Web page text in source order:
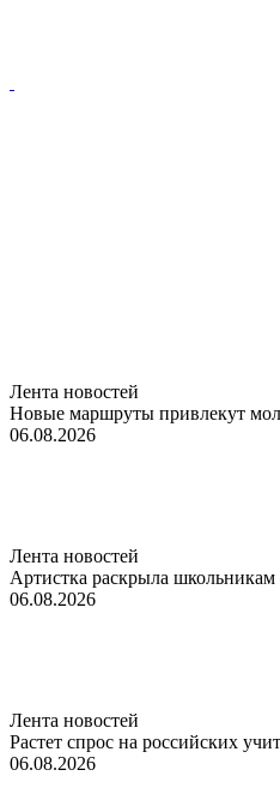
Лента новостей
Новые маршруты привлекут
06.08.2026
Лента новостей
Артистка раскрыла школьникам
06.08.2026
Лента новостей
Растет спрос на российских
06.08.2026